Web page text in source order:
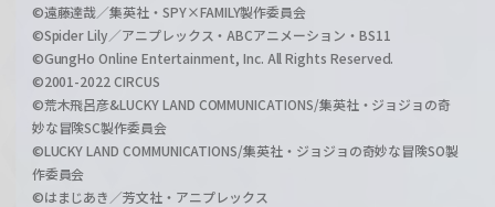
©遠藤達哉／集英社・SPY×FAMILY製作委員会
©Spider Lily／アニプレックス・ABCアニメーション・BS11
©GungHo Online Entertainment, Inc. All Rights Reserved.
©2001-2022 CIRCUS
©荒木飛呂彦&LUCKY LAND COMMUNICATIONS/集英社・ジョジョの奇
妙な冒険SC製作委員会
©LUCKY LAND COMMUNICATIONS/集英社・ジョジョの奇妙な冒険SO製
作委員会
©はまじあき／芳文社・アニプレックス